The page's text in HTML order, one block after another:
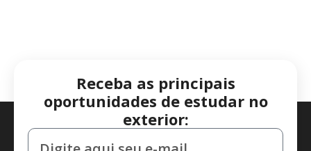
Receba as principais
oportunidades de estudar no
exterior: